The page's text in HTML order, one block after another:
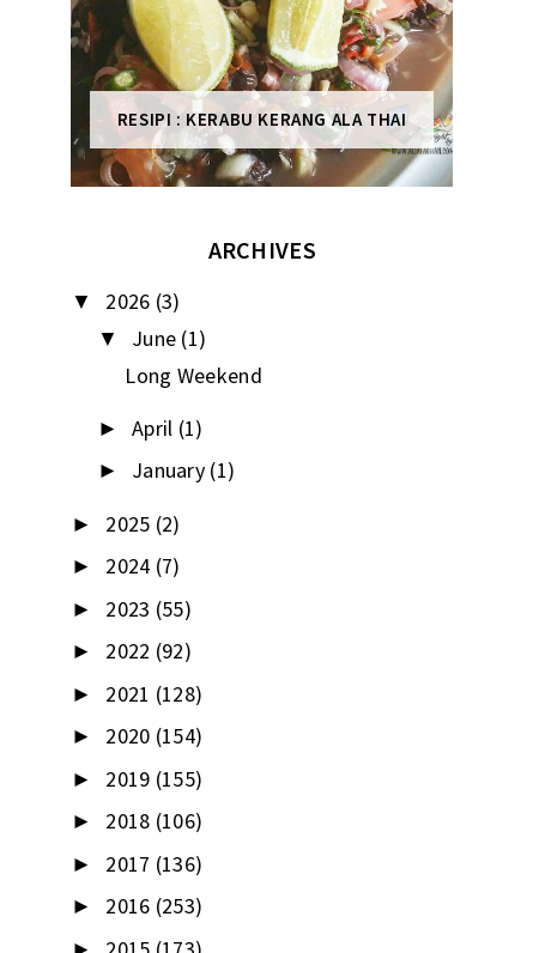
RESIPI : KERABU KERANG ALA THAI
ARCHIVES
▼ 2026 (3)
▼ June (1)
Long Weekend
► April (1)
► January (1)
► 2025 (2)
► 2024 (7)
► 2023 (55)
► 2022 (92)
► 2021 (128)
► 2020 (154)
► 2019 (155)
► 2018 (106)
► 2017 (136)
► 2016 (253)